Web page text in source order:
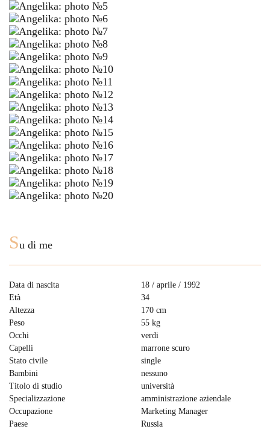
Su di me
Data di nascita
18 / aprile / 1992
Età
34
Altezza
170 cm
Peso
55 kg
Occhi
verdi
Capelli
marrone scuro
Stato civile
single
Bambini
nessuno
Titolo di studio
università
Specializzazione
amministrazione aziendale
Occupazione
Marketing Manager
Paese
Russia